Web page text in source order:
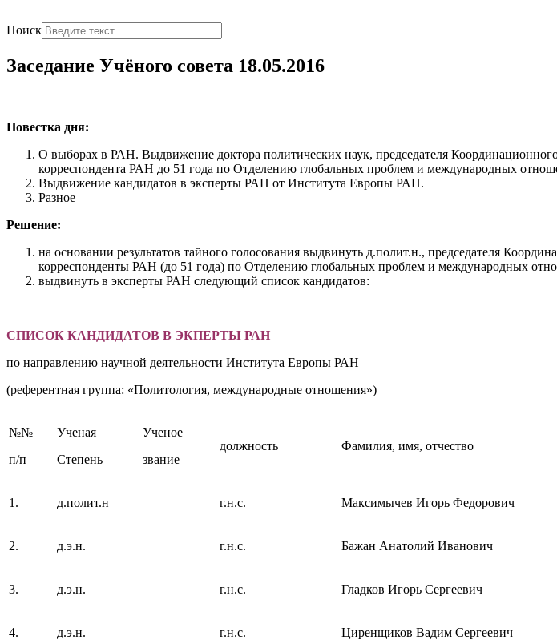
Поиск
Заседание Учёного совета 18.05.2016
Повестка дня:
О выборах в РАН. Выдвижение доктора политических наук, председателя
корреспондента РАН до 51 года по Отделению глобальных проблем и международных
Выдвижение кандидатов в эксперты РАН от Института Европы РАН.
Разное
Решение:
на основании результатов тайного голосования выдвинуть д.полит.н., председателя
корреспонденты РАН (до 51 года) по Отделению глобальных проблем и международных
выдвинуть в эксперты РАН следующий список кандидатов:
СПИСОК КАНДИДАТОВ В ЭКПЕРТЫ РАН
по направлению научной деятельности Института Европы РАН
(референтная группа: «Политология, международные отношения»)
№№
п/п
Ученая
Степень
Ученое
звание
должность Фамилия, имя, отчество
1. д.полит.н г.н.с. Максимычев Игорь Федорович
2. д.э.н. г.н.с. Бажан Анатолий Иванович
3. д.э.н. г.н.с. Гладков Игорь Сергеевич
4. д.э.н. г.н.с. Циренщиков Вадим Сергеевич